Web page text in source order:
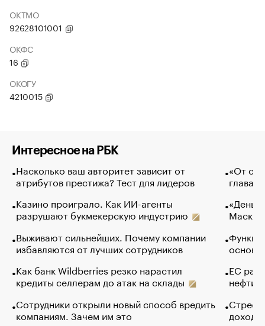
ОКТМО
92628101001
ОКФС
16
ОКОГУ
4210015
Интересное на РБК
Насколько ваш авторитет зависит от
атрибутов престижа? Тест для лидеров
Казино проиграло. Как ИИ-агенты
разрушают букмекерскую индустрию
Выживают сильнейших. Почему компании
избавляются от лучших сотрудников
Как банк Wildberries резко нарастил
кредиты селлерам до атак на склады
Сотрудники открыли новый способ вредить
компаниям. Зачем им это
«От
глава
Маск в
основ
ЕС
нефти